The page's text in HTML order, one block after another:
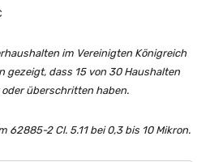
im Vereinigten Königreich
dass 15 von 30 Haushalten
überschritten haben.
62885-2 Cl. 5.11 bei 0,3 bis 10 Mikron.